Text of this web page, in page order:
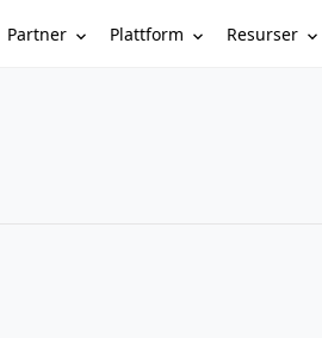
Partner Plattform Resurser